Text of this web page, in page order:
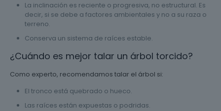
La inclinación es reciente o progresiva, no estructural. Es
decir, si se debe a factores ambientales y no a su raza o
terreno.
Conserva un sistema de raíces estable.
¿Cuándo es mejor talar un árbol torcido?
Como experto, recomendamos talar el árbol si:
El tronco está quebrado o hueco.
Las raíces están expuestas o podridas.